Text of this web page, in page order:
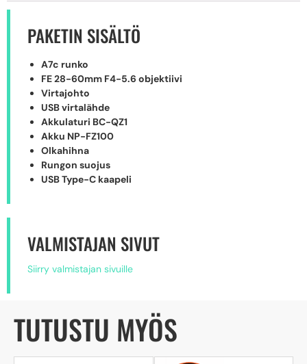
PAKETIN SISÄLTÖ
A7c runko
FE 28-60mm F4-5.6 objektiivi
Virtajohto
USB virtalähde
Akkulaturi BC-QZ1
Akku NP-FZ100
Olkahihna
Rungon suojus
USB Type-C kaapeli
VALMISTAJAN SIVUT
Siirry valmistajan sivuille
TUTUSTU MYÖS